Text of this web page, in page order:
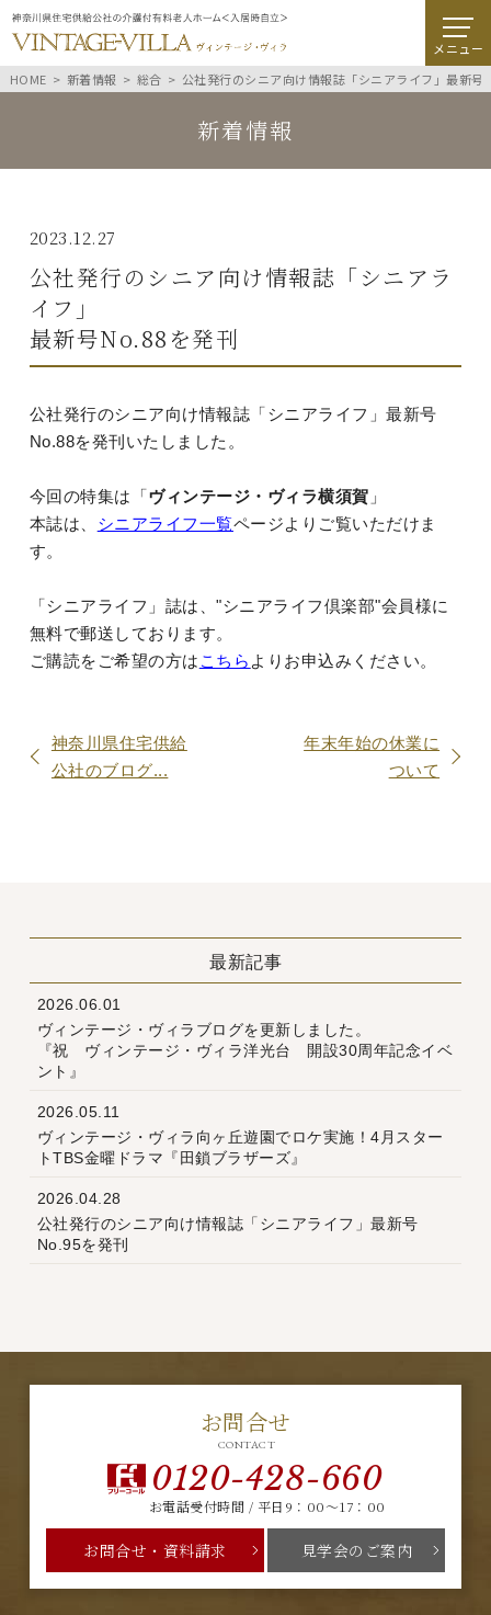
メニュー
HOME
新着情報 総合 公社発行のシニア向け情報誌「シニアライフ」最新号
新着情報
2023.12.27
公社発行のシニア向け情報誌「シニアラ
イフ」
最新号No.88を発刊
公社発行のシニア向け情報誌「シニアライフ」最新号
No.88を発刊いたしました。
今回の特集は「ヴィンテージ・ヴィラ横須賀 」
本誌は、 シニアライフ一覧ページよりご覧いただけま
す。
「シニアライフ」誌は、"シニアライフ倶楽部"会員様に
無料で郵送しております。
ご購読をご希望の方は こちら よりお申込みください。
神奈川県住宅供給
公社のブログ...
年末年始の休業に
ついて
最新記事
2026.06.01
ヴィンテージ・ヴィラブログを更新しました。
『祝 ヴィンテージ・ヴィラ洋光台 開設30周年記念イベ
ント』
2026.05.11
ヴィンテージ・ヴィラ向ヶ丘遊園でロケ実施！4月スター
トTBS金曜ドラマ『田鎖ブラザーズ』
2026.04.28
公社発行のシニア向け情報誌「シニアライフ」最新号
No.95を発刊
お問合せ
CONTACT
0120-428-660
お電話受付時間 / 平日9：00～17：00
お問合せ・資料請求 見学会のご案内